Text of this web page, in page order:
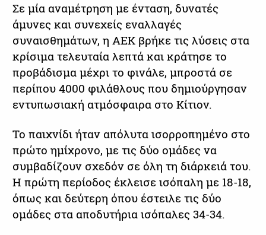
Σε μία αναμέτρηση με ένταση, δυνατές
άμυνες και συνεχείς εναλλαγές
συναισθημάτων, η ΑΕΚ βρήκε τις λύσεις στα
κρίσιμα τελευταία λεπτά και κράτησε το
προβάδισμα μέχρι το φινάλε, μπροστά σε
περίπου 4000 φιλάθλους που δημιούργησαν
εντυπωσιακή ατμόσφαιρα στο Κίτιον.
Το παιχνίδι ήταν απόλυτα ισορροπημένο στο
πρώτο ημίχρονο, με τις δύο ομάδες να
συμβαδίζουν σχεδόν σε όλη τη διάρκειά του.
Η πρώτη περίοδος έκλεισε ισόπαλη με 18-18,
όπως και δεύτερη όπου έστειλε τις δύο
ομάδες στα αποδυτήρια ισόπαλες 34-34.